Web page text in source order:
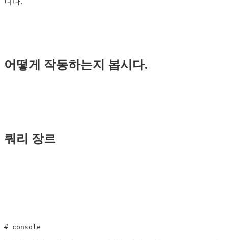
어떻게 작동하는지 봅시다.
쿼리 장르
# console